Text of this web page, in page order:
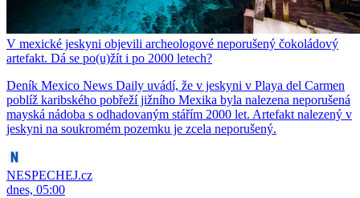
V mexické jeskyni objevili archeologové neporušený čokoládový
artefakt. Dá se po(u)žít i po 2000 letech?
Deník Mexico News Daily uvádí, že v jeskyni v Playa del Carmen
poblíž karibského pobřeží jižního Mexika byla nalezena neporušená
mayská nádoba s odhadovaným stářím 2000 let. Artefakt nalezený v
jeskyni na soukromém pozemku je zcela neporušený.
NESPECHEJ.cz
dnes, 05:00